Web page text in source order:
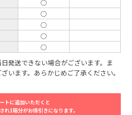
○
○
○
○
○
発送できない場合がございます。ま
います。あらかじめご了承ください。
トに追加いただくと
れ1箱分がお値引きになります。